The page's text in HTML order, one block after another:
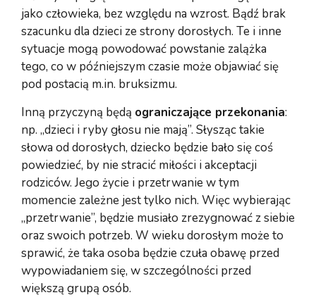
jako człowieka, bez względu na wzrost. Bądź brak
szacunku dla dzieci ze strony dorosłych. Te i inne
sytuacje mogą powodować powstanie zalążka
tego, co w późniejszym czasie może objawiać się
pod postacią m.in. bruksizmu.
Inną przyczyną będą ograniczające przekonania:
np. „dzieci i ryby głosu nie mają”. Słysząc takie
słowa od dorosłych, dziecko będzie bało się coś
powiedzieć, by nie stracić miłości i akceptacji
rodziców. Jego życie i przetrwanie w tym
momencie zależne jest tylko nich. Więc wybierając
„przetrwanie”, będzie musiało zrezygnować z siebie
oraz swoich potrzeb. W wieku dorosłym może to
sprawić, że taka osoba będzie czuła obawę przed
wypowiadaniem się, w szczególności przed
większą grupą osób.